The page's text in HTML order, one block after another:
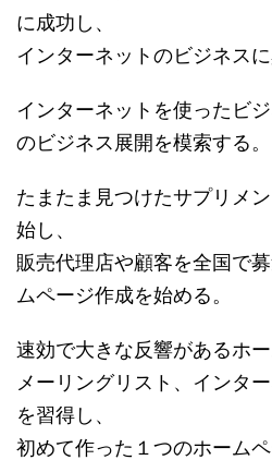
に成功し、
インターネットのビジネスに
インターネットを使ったビ
のビジネス展開を模索する。
たまたま見つけたサプリメ
始し、
販売代理店や顧客を全国で
ムページ作成を始める。
速効で大きな反響があるホ
メーリングリスト、インタ
を習得し、
初めて作った１つのホーム